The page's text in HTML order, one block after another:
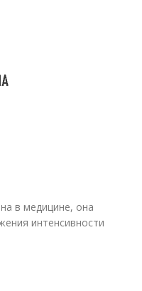
в медицине, она
интенсивности